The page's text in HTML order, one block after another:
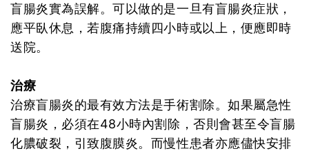
盲腸炎實為誤解。可以做的是一旦有盲腸炎症狀，
應平臥休息，若腹痛持續四小時或以上，便應即時
送院。
治療
治療盲腸炎的最有效方法是手術割除。如果屬急性
盲腸炎，必須在48小時內割除，否則會甚至令盲腸
化膿破裂，引致腹膜炎。而慢性患者亦應儘快安排